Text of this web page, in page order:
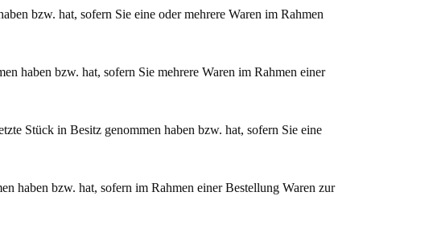
bzw. hat, sofern Sie eine oder mehrere Waren im Rahmen
haben bzw. hat, sofern Sie mehrere Waren im Rahmen einer
Stück in Besitz genommen haben bzw. hat, sofern Sie eine
haben bzw. hat, sofern im Rahmen einer Bestellung Waren zur